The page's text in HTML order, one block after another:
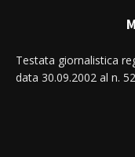
Testata giornalistica
data 30.09.2002 al n.